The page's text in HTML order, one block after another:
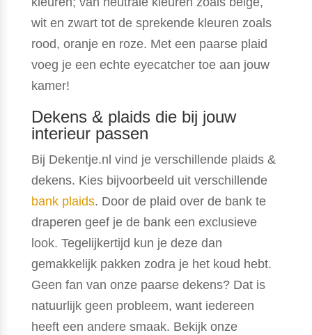
wit en zwart tot de sprekende kleuren zoals
rood, oranje en roze. Met een paarse plaid
voeg je een echte eyecatcher toe aan jouw
kamer!
Dekens & plaids die bij jouw
interieur passen
Bij Dekentje.nl vind je verschillende plaids &
dekens. Kies bijvoorbeeld uit verschillende
bank plaids. Door de plaid over de bank te
draperen geef je de bank een exclusieve
look. Tegelijkertijd kun je deze dan
gemakkelijk pakken zodra je het koud hebt.
Geen fan van onze paarse dekens? Dat is
natuurlijk geen probleem, want iedereen
heeft een andere smaak. Bekijk onze